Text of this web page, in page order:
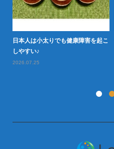
日本人は小太りでも健康障害を起こ
しやすい♪
2026.07.25